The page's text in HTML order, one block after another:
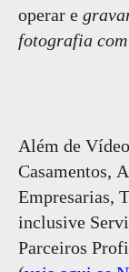
operar e
fotografia
Além de
Casamentos,
Empresarias,
inclusive
Parceiros